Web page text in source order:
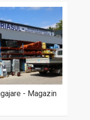
- Magazin